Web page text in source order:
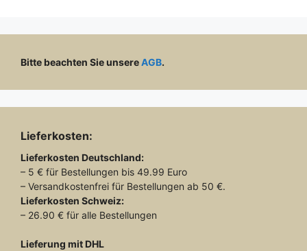
Bitte beachten Sie unsereAGB.
Lieferkosten:
Lieferkosten Deutschland:
– 5 € für Bestellungen bis 49.99 Euro
– Versandkostenfrei für Bestellungen ab 50 €.
Lieferkosten Schweiz:
– 26.90 € für alle Bestellungen
Lieferung mit DHL